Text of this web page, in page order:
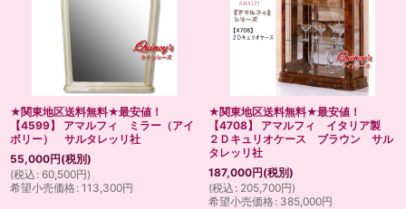
★関東地区送料無料★最安値！
【4599】 アマルフィ ミラー（アイ
ボリー） サルタレッリ社
55,000円(税別)
(税込 : 60,500円)
希望小売価格: 113,300円
★関東地区送料無料★最安値！
【4708】 アマルフィ イタリア製
２Ｄキュリオケース ブラウン サル
タレッリ社
187,000円(税別)
(税込 : 205,700円)
希望小売価格: 385,000円